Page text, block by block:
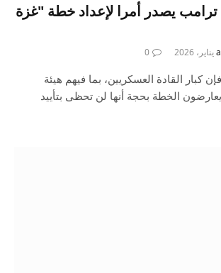
ترامب يصدر أمرا لإعداد خطة "غزة
0
كبار القادة العسكريين، بما فيهم هيئة
الخطة بحجة أنها لن تحظى بتأييد